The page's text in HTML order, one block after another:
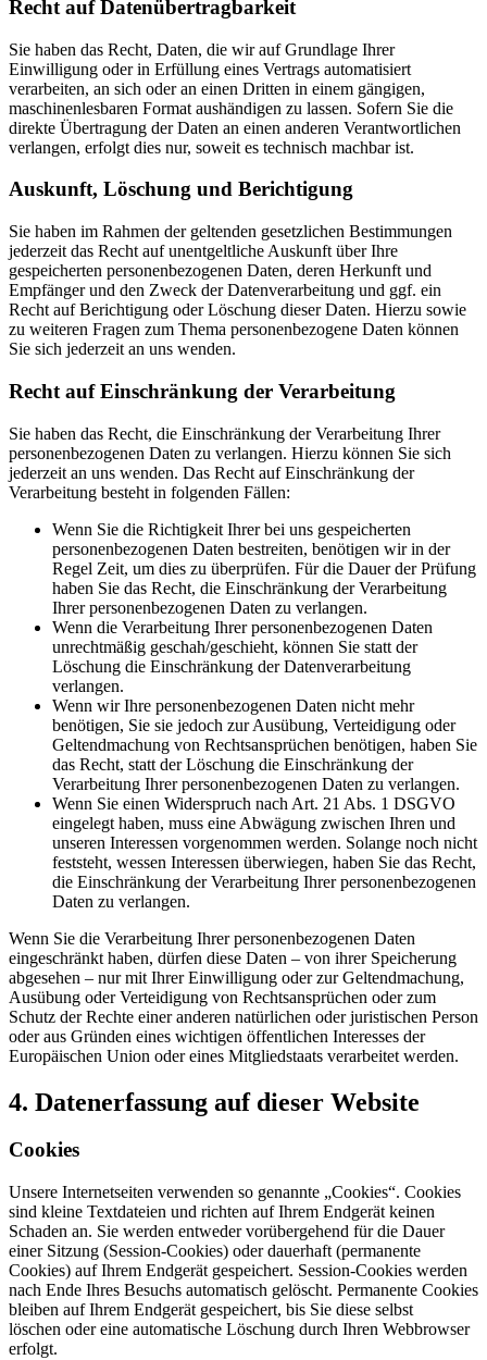
Recht auf Daten­übertrag­barkeit
Sie haben das Recht, Daten, die wir auf Grundlage Ihrer
Einwilligung oder in Erfüllung eines Vertrags automatisiert
verarbeiten, an sich oder an einen Dritten in einem gängigen,
maschinenlesbaren Format aushändigen zu lassen. Sofern Sie die
direkte Übertragung der Daten an einen anderen Verantwortlichen
verlangen, erfolgt dies nur, soweit es technisch machbar ist.
Auskunft, Löschung und Berichtigung
Sie haben im Rahmen der geltenden gesetzlichen Bestimmungen
jederzeit das Recht auf unentgeltliche Auskunft über Ihre
gespeicherten personenbezogenen Daten, deren Herkunft und
Empfänger und den Zweck der Datenverarbeitung und ggf. ein
Recht auf Berichtigung oder Löschung dieser Daten. Hierzu sowie
zu weiteren Fragen zum Thema personenbezogene Daten können
Sie sich jederzeit an uns wenden.
Recht auf Einschränkung der Verarbeitung
Sie haben das Recht, die Einschränkung der Verarbeitung Ihrer
personenbezogenen Daten zu verlangen. Hierzu können Sie sich
jederzeit an uns wenden. Das Recht auf Einschränkung der
Verarbeitung besteht in folgenden Fällen:
Wenn Sie die Richtigkeit Ihrer bei uns gespeicherten
personenbezogenen Daten bestreiten, benötigen wir in der
Regel Zeit, um dies zu überprüfen. Für die Dauer der Prüfung
haben Sie das Recht, die Einschränkung der Verarbeitung
Ihrer personenbezogenen Daten zu verlangen.
Wenn die Verarbeitung Ihrer personenbezogenen Daten
unrechtmäßig geschah/geschieht, können Sie statt der
Löschung die Einschränkung der Datenverarbeitung
verlangen.
Wenn wir Ihre personenbezogenen Daten nicht mehr
benötigen, Sie sie jedoch zur Ausübung, Verteidigung oder
Geltendmachung von Rechtsansprüchen benötigen, haben Sie
das Recht, statt der Löschung die Einschränkung der
Verarbeitung Ihrer personenbezogenen Daten zu verlangen.
Wenn Sie einen Widerspruch nach Art. 21 Abs. 1 DSGVO
eingelegt haben, muss eine Abwägung zwischen Ihren und
unseren Interessen vorgenommen werden. Solange noch nicht
feststeht, wessen Interessen überwiegen, haben Sie das Recht,
die Einschränkung der Verarbeitung Ihrer personenbezogenen
Daten zu verlangen.
Wenn Sie die Verarbeitung Ihrer personenbezogenen Daten
eingeschränkt haben, dürfen diese Daten – von ihrer Speicherung
abgesehen – nur mit Ihrer Einwilligung oder zur Geltendmachung,
Ausübung oder Verteidigung von Rechtsansprüchen oder zum
Schutz der Rechte einer anderen natürlichen oder juristischen Person
oder aus Gründen eines wichtigen öffentlichen Interesses der
Europäischen Union oder eines Mitgliedstaats verarbeitet werden.
4. Datenerfassung auf dieser Website
Cookies
Unsere Internetseiten verwenden so genannte „Cookies“. Cookies
sind kleine Textdateien und richten auf Ihrem Endgerät keinen
Schaden an. Sie werden entweder vorübergehend für die Dauer
einer Sitzung (Session-Cookies) oder dauerhaft (permanente
Cookies) auf Ihrem Endgerät gespeichert. Session-Cookies werden
nach Ende Ihres Besuchs automatisch gelöscht. Permanente Cookies
bleiben auf Ihrem Endgerät gespeichert, bis Sie diese selbst
löschen oder eine automatische Löschung durch Ihren Webbrowser
erfolgt.